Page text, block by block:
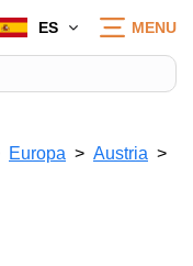
ES MENU
Europa
Austria